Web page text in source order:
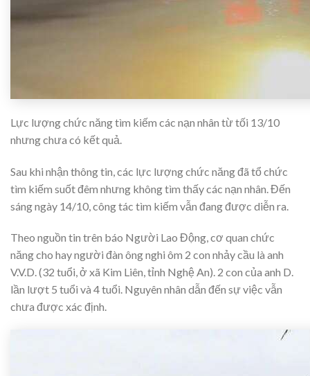
Lực lượng chức năng tìm kiếm các nạn nhân từ tối 13/10
nhưng chưa có kết quả.
Sau khi nhận thông tin, các lực lượng chức năng đã tổ chức
tìm kiếm suốt đêm nhưng không tìm thấy các nạn nhân. Đến
sáng ngày 14/10, công tác tìm kiếm vẫn đang được diễn ra.
Theo nguồn tin trên báo Người Lao Động, cơ quan chức
năng cho hay người đàn ông nghi ôm 2 con nhảy cầu là anh
V.V.D. (32 tuổi, ở xã Kim Liên, tỉnh Nghệ An). 2 con của anh D.
lần lượt 5 tuổi và 4 tuổi. Nguyên nhân dẫn đến sự việc vẫn
chưa được xác định.